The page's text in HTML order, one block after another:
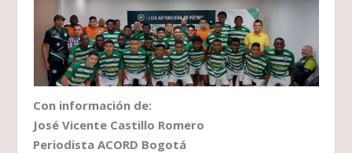
Con información de:
José Vicente Castillo Romero
Periodista ACORD Bogotá